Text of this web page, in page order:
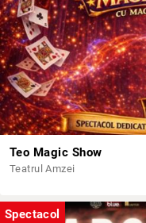
Teo Magic Show
Teatrul Amzei
Spectacol